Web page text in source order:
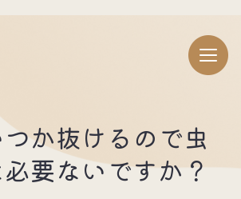
か抜けるので虫
要ないですか？